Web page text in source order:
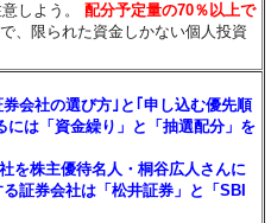
意しよう。配分予定量の70％以上で
、限られた資金しかない個人投資
会社の選び方｣と｢申し込む優先順
は「資金繰り」と「抽選配分」を
を株主優待名人・桐谷広人さんに
証券会社は「松井証券」と「SBI